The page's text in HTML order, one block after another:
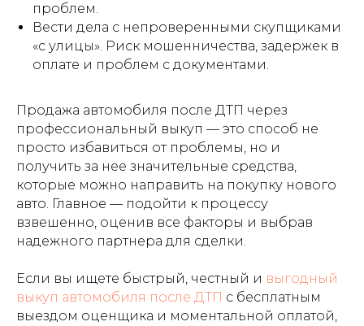
проблем.
Вести дела с непроверенными скупщиками
«с улицы». Риск мошенничества, задержек в
оплате и проблем с документами.
Продажа автомобиля после ДТП через
профессиональный выкуп — это способ не
просто избавиться от проблемы, но и
получить за нее значительные средства,
которые можно направить на покупку нового
авто. Главное — подойти к процессу
взвешенно, оценив все факторы и выбрав
надежного партнера для сделки.
Если вы ищете быстрый, честный и выгодный
выкуп автомобиля после ДТП с бесплатным
выездом оценщика и моментальной оплатой,